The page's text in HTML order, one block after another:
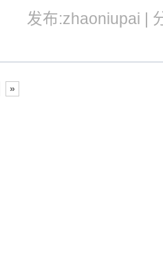
发布:zhaoniupai |
»